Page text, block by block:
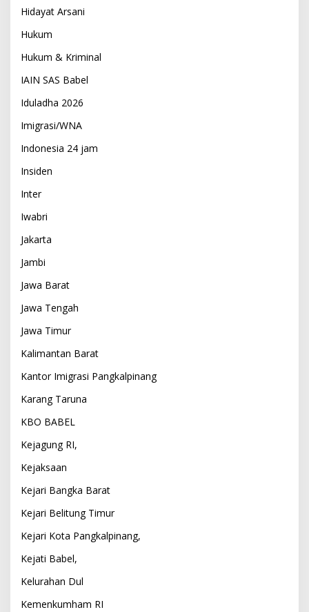
Hidayat Arsani
Hukum
Hukum & Kriminal
IAIN SAS Babel
Iduladha 2026
Imigrasi/WNA
Indonesia 24 jam
Insiden
Inter
Iwabri
Jakarta
Jambi
Jawa Barat
Jawa Tengah
Jawa Timur
Kalimantan Barat
Kantor Imigrasi Pangkalpinang
Karang Taruna
KBO BABEL
Kejagung RI,
Kejaksaan
Kejari Bangka Barat
Kejari Belitung Timur
Kejari Kota Pangkalpinang,
Kejati Babel,
Kelurahan Dul
Kemenkumham RI